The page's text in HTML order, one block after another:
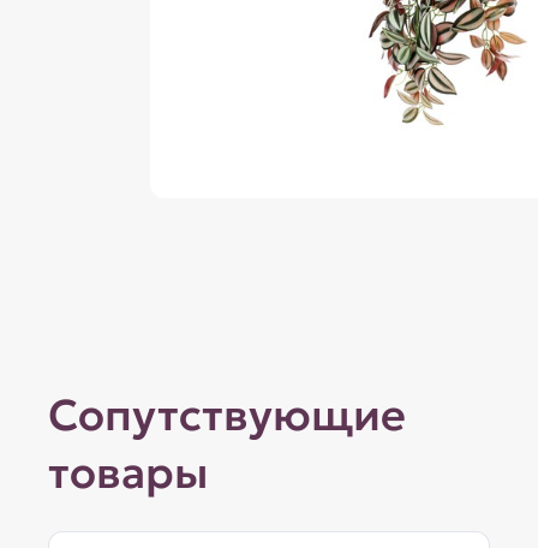
Сопутствующие
товары